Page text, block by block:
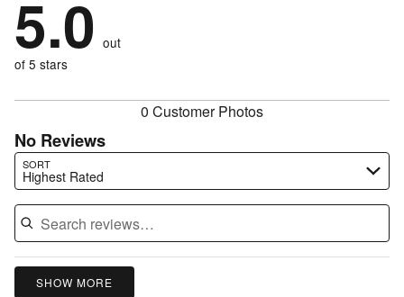
reviewers
of
reviewers
0%
of
reviewers
by
0%
of
reviewers
stars
by
0%
of
5.0 out
of 5 stars
0 Customer Photos
No Reviews
SORT
Highest Rated
Search reviews…
SHOW MORE